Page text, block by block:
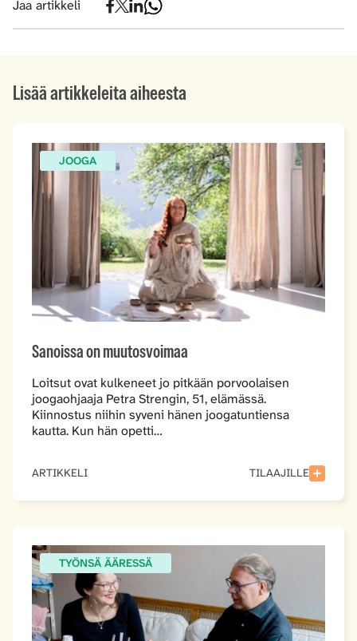
Jaa artikkeli
Lisää artikkeleita aiheesta
JOOGA
Sanoissa on muutosvoimaa
Loitsut ovat kulkeneet jo pitkään porvoolaisen
joogaohjaaja Petra Strengin, 51, elämässä.
Kiinnostus niihin syveni hänen joogatuntiensa
kautta. Kun hän opetti…
ARTIKKELI TILAAJILLE
TYÖNSÄ ÄÄRESSÄ